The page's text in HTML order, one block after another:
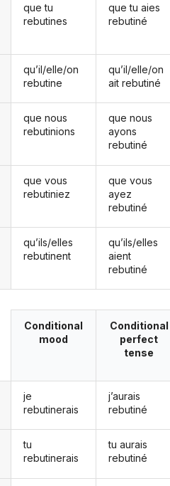
que tu
rebutines
qu’il/elle/on
rebutine
que nous
rebutinions
que vous
rebutiniez
qu’ils/elles
rebutinent
que tu aies
rebutiné
qu’il/elle/on
ait rebutiné
que nous
ayons
rebutiné
que vous
ayez
rebutiné
qu’ils/elles
aient
rebutiné
Conditional
mood
je
rebutinerais
tu
rebutinerais
Conditional
perfect
tense
j’aurais
rebutiné
tu aurais
rebutiné